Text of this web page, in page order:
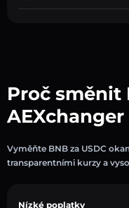
Proč směnit
AEXchanger
Vyměňte BNB za USDC
transparentními kurzy a
Nízké poplatky